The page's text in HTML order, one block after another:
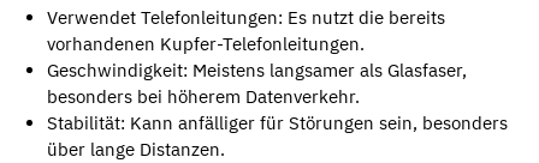
Verwendet Telefonleitungen: Es nutzt die bereits
vorhandenen Kupfer-Telefonleitungen.
Geschwindigkeit: Meistens langsamer als Glasfaser,
besonders bei höherem Datenverkehr.
Stabilität: Kann anfälliger für Störungen sein, besonders
über lange Distanzen.